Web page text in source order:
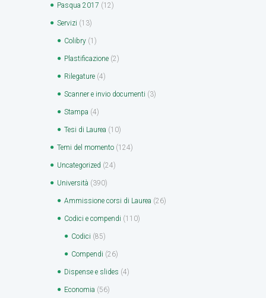
Pasqua 2017 (12)
Servizi (13)
Colibry (1)
Plastificazione (2)
Rilegature (4)
Scanner e invio documenti (3)
Stampa (4)
Tesi di Laurea (10)
Temi del momento (124)
Uncategorized (24)
Università (390)
Ammissione corsi di Laurea (26)
Codici e compendi (110)
Codici (85)
Compendi (26)
Dispense e slides (4)
Economia (56)